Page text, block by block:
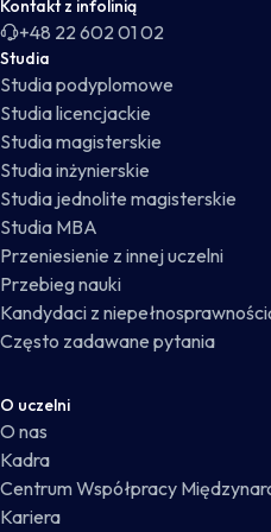
Kontakt z infolinią
+48 22 602 01 02
Studia
Studia podyplomowe
Studia licencjackie
Studia magisterskie
Studia inżynierskie
Studia jednolite magisterskie
Studia MBA
Przeniesienie z innej uczelni
Przebieg nauki
Kandydaci z
Często zadawane pytania
O uczelni
O nas
Kadra
Centrum Współpracy
Kariera